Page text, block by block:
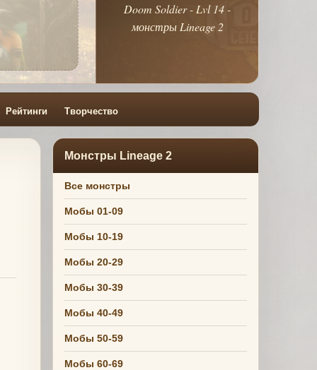
Doom Soldier - Lvl 14 -
монстры Lineage 2
Рейтинги Творчество
Монстры Lineage 2
Все монстры
Мобы 01-09
Мобы 10-19
Мобы 20-29
Мобы 30-39
Мобы 40-49
Мобы 50-59
Мобы 60-69